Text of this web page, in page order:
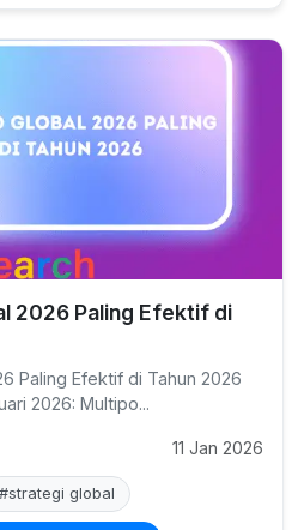
2026 Paling Efektif di
Paling Efektif di Tahun 2026
2026: Multipo...
11 Jan 2026
#strategi global